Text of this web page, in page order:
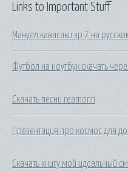
Links to Important Stuff
Мануал кавасаки зр 7 на
Футбол на ноутбук скачать
Скачать песни reamonn
Презентация про космос для
Скачать книгу мой идеальный